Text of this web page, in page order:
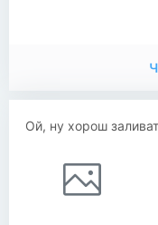
Ой, ну хорош